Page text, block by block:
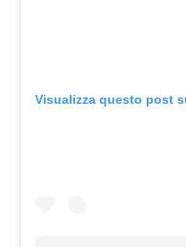
Visualizza questo post